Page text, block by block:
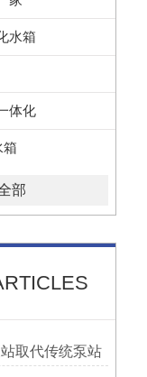
水箱
体化
箱
部
取代传统泵站